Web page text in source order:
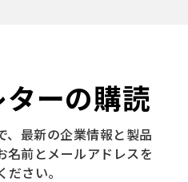
ターの購読
、最新の企業情報と製品
名前とメールアドレスを
ださい。